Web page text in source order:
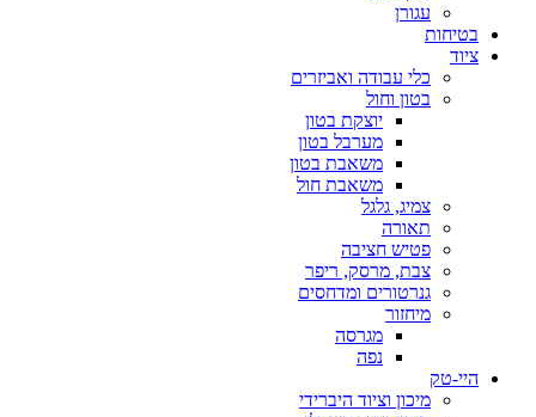
עגורן
בטיחות
ציוד
כלי עבודה ואביזרים
בטון וחול
יוצקת בטון
מערבל בטון
משאבת בטון
משאבת חול
צמיג, גלגל
תאורה
פטיש חציבה
צבת, מרסק, ריפר
גנרטורים ומדחסים
מיחזור
מגרסה
נפה
היי-טק
מיכון וציוד היברידי